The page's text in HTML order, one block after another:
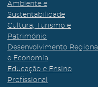
Ambiente e
Sustentabilidade
Cultura, Turismo e
Património
Desenvolvimento Regional
e Economia
Educação e Ensino
Profissional